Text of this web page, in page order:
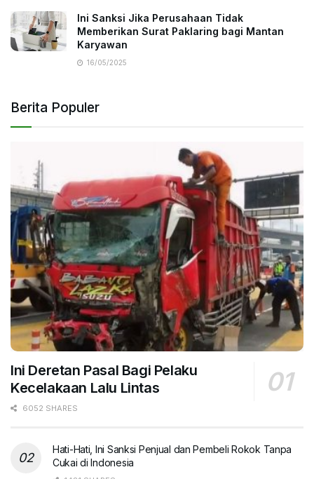
Ini Sanksi Jika Perusahaan Tidak
Memberikan Surat Paklaring bagi Mantan
Karyawan
16/05/2025
Berita Populer
Ini Deretan Pasal Bagi Pelaku
Kecelakaan Lalu Lintas
6052 SHARES
Hati-Hati, Ini Sanksi Penjual dan Pembeli Rokok Tanpa
Cukai di Indonesia